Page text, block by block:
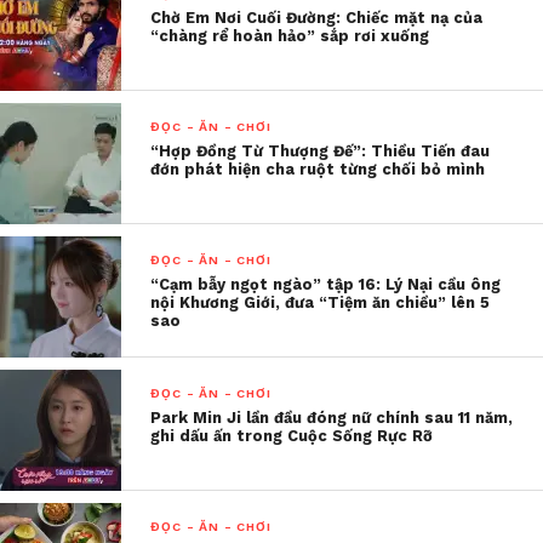
Hành trình tìm lại sự tự tin của Bích Hằng đã truyền
cảm hứng cho rất nhiều người. Cô không chỉ vượt
qua sự tự ti, mà còn trở thành một người phụ nữ lạc
quan, luôn muốn chia sẻ câu chuyện của mình để
giúp đỡ những người khác cùng hoàn cảnh. Nhờ sự
Chờ Em Nơi Cuối Đường: Chiếc mặt nạ của
“chàng rể hoàn hảo” sắp rơi xuống
ĐỌC - ĂN - CHƠI
“Hợp Đồng Từ Thượng Đế”: Thiều Tiến đau
đớn phát hiện cha ruột từng chối bỏ mình
ĐỌC - ĂN - CHƠI
“Cạm bẫy ngọt ngào” tập 16: Lý Nại cầu ông
nội Khương Giới, đưa “Tiệm ăn chiều” lên 5
sao
ĐỌC - ĂN - CHƠI
Park Min Ji lần đầu đóng nữ chính sau 11 năm,
ghi dấu ấn trong Cuộc Sống Rực Rỡ
ĐỌC - ĂN - CHƠI